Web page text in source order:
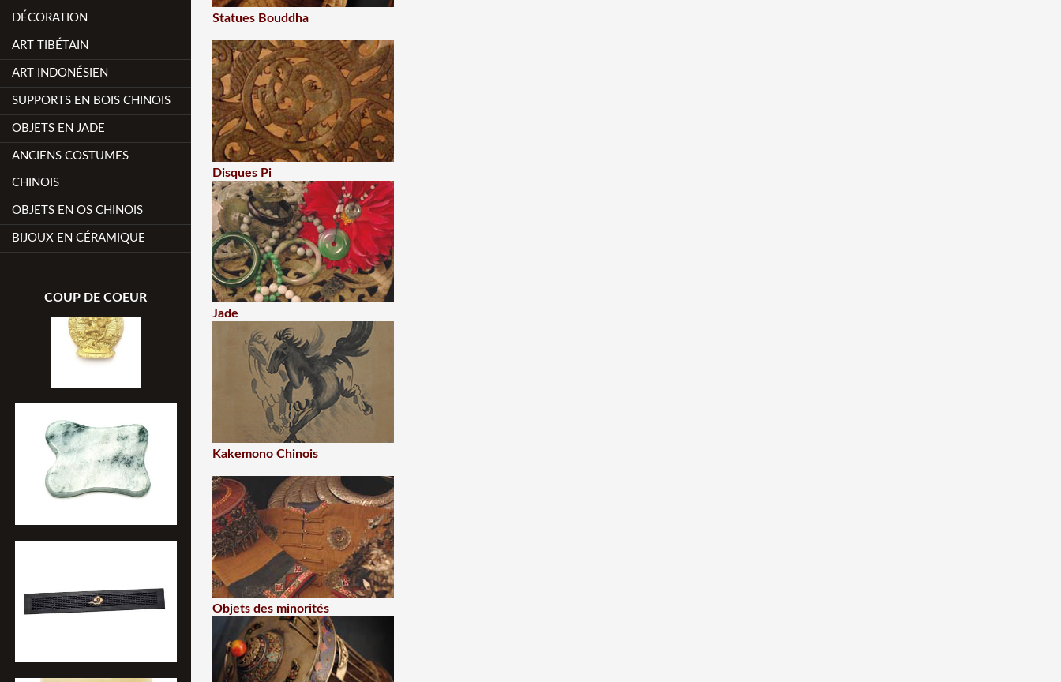
DÉCORATION
ART TIBÉTAIN
ART INDONÉSIEN
SUPPORTS EN BOIS CHINOIS
OBJETS EN JADE
ANCIENS COSTUMES
CHINOIS
OBJETS EN OS CHINOIS
BIJOUX EN CÉRAMIQUE
COUP DE COEUR
Statues Bouddha
Disques Pi
Jade
Kakemono Chinois
Objets des minorités